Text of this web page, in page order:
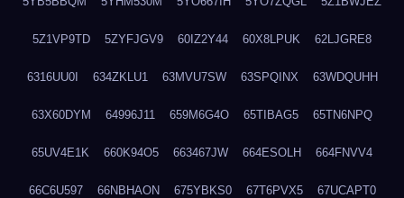
5Z1VP9TD 5ZYFJGV9 60IZ2Y44 60X8LPUK 62LJGRE8
6316UU0I 634ZKLU1 63MVU7SW 63SPQINX 63WDQUHH
63X60DYM 64996J11 659M6G4O 65TIBAG5 65TN6NPQ
65UV4E1K 660K94O5 663467JW 664ESOLH 664FNVV4
66C6U597 66NBHAON 675YBKS0 67T6PVX5 67UCAPT0